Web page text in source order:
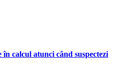
calcul atunci când suspectezi